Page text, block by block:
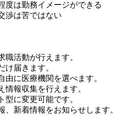
度は勤務イメージができる
渉は苦ではない
職活動が行えます。
け届きます。
由に医療機関を選べます。
情報収集を行えます。
型に変更可能です。
、新着情報をお知らせします。